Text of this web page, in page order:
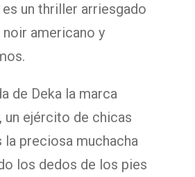
un thriller arriesgado
americano y
de Deka la marca
un ejército de chicas
la preciosa muchacha
los dedos de los pies